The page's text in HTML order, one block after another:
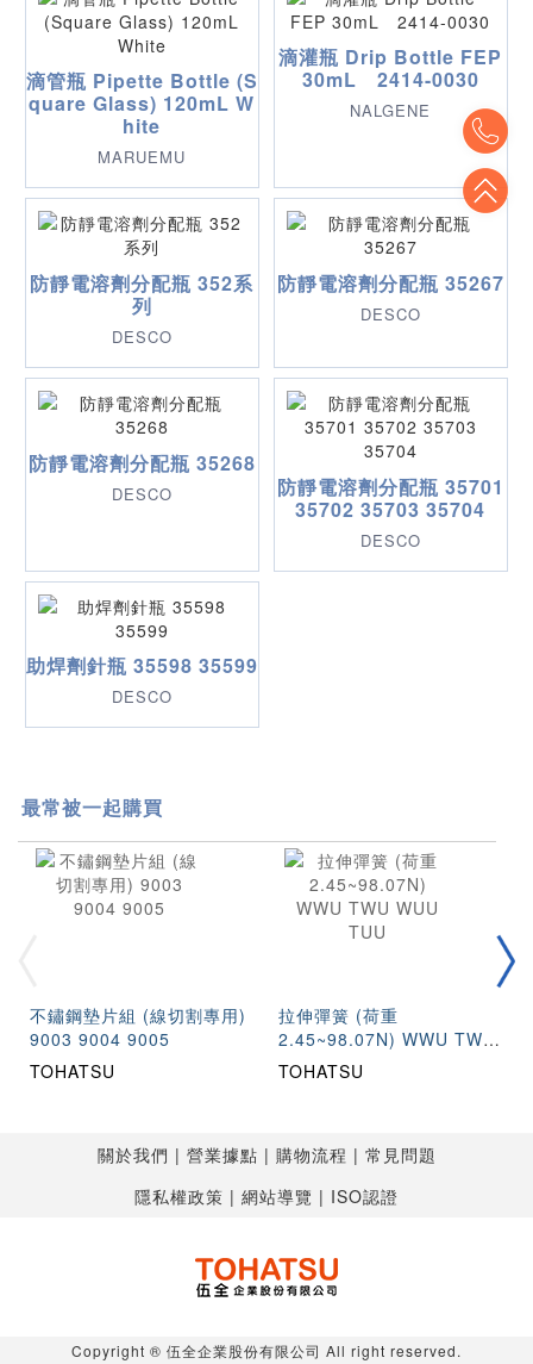
滴管瓶 Pipette Bottle (S
quare Glass) 120mL W
hite
MARUEMU
滴灌瓶 Drip Bottle FEP
30mL 2414-0030
NALGENE
防靜電溶劑分配瓶 352系
列
DESCO
防靜電溶劑分配瓶 35267
DESCO
防靜電溶劑分配瓶 35268
DESCO
防靜電溶劑分配瓶 35701
35702 35703 35704
DESCO
助焊劑針瓶 35598 35599
DESCO
最常被一起購買
不鏽鋼墊片組 (線切割專用)
9003 9004 9005
TOHATSU
拉伸彈簧 (荷重
2.45~98.07N) WWU TWU
WUU TUU
TOHATSU
關於我們 營業據點 購物流程
常見問題
隱私權政策
網站導覽 ISO認證
Copyright ® 伍全企業股份有限公司 All right reserved.